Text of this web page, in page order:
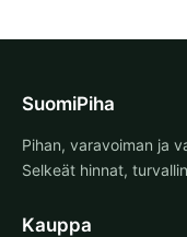
SuomiPiha
Pihan, varavoiman ja
Selkeät hinnat,
Kauppa